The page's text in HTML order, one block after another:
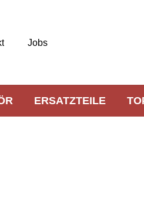
Jobs
ERSATZTEILE